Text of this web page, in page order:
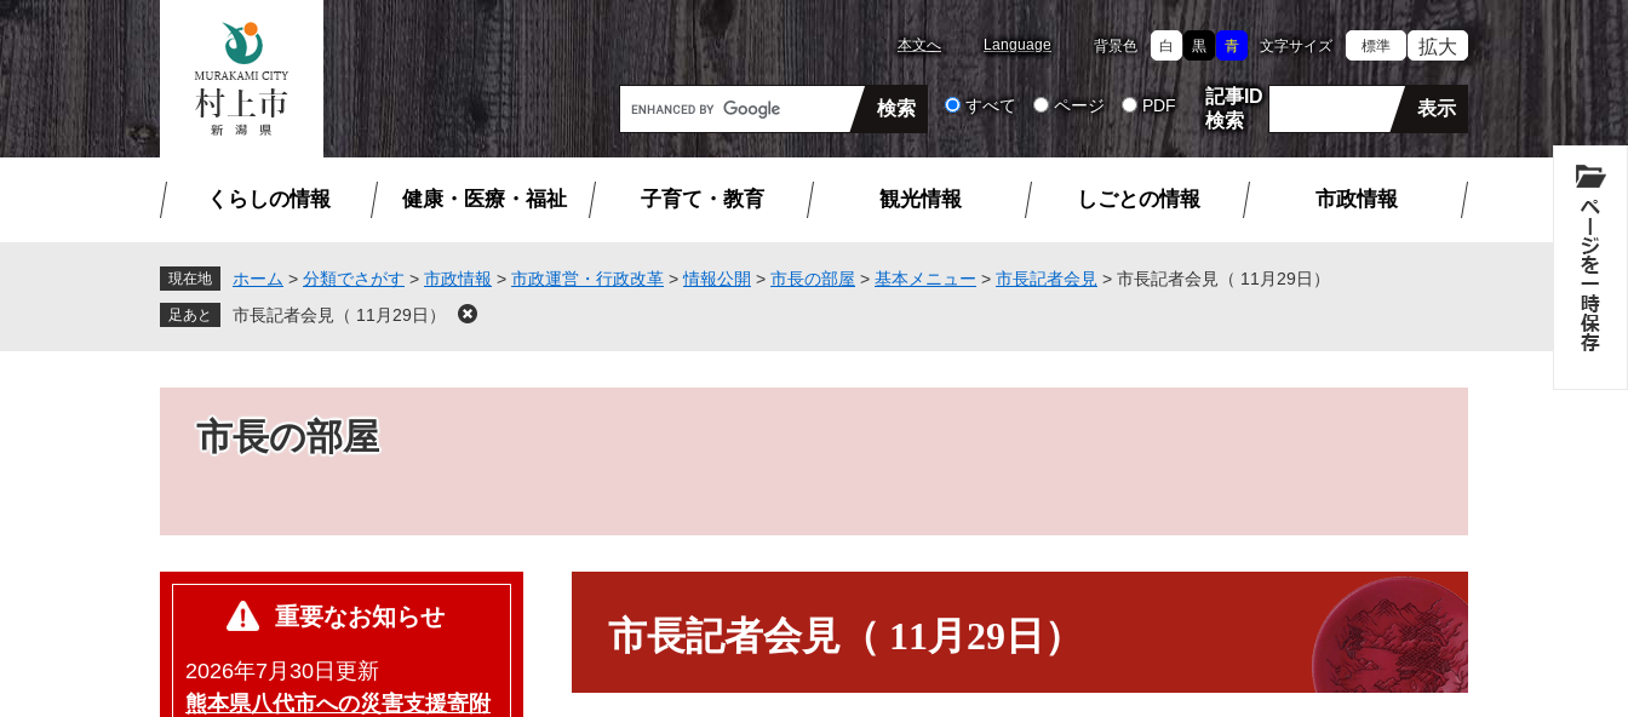
ペ
ー
ジ
の
先
頭
メ
ニ
ュ
ー
を
飛
本文へ Language 背景色 白 黒 青 文字サイズ 標準 拡大
G
o
o
カ
検
すべて ページ PDF
記事ID
検索
くらしの情報 健康・医療・福祉 子育て・教育 観光情報 しごとの情報 市政情報
現在地 ホーム > 分類でさがす > 市政情報 > 市政運営・行政改革 >情報公開 > 市長の部屋 > 基本メニュー > 市長記者会見 > 市長記者会見（ 11月29日）
市長記者会見（ 11月29日）
閉
市長の部屋
市長記者会見（ 11月29日）
重要なお知らせ
2026年7月30日更新
熊本県八代市への災害支援寄附